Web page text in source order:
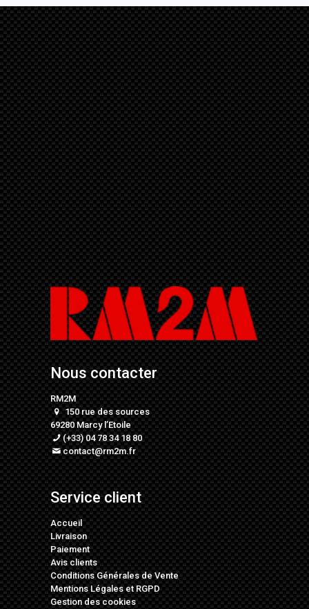
Nous contacter
RM2M
150 rue des sources
69280 Marcy l’Etoile
(+33) 04 78 34 18 80
contact@rm2m.fr
Service client
Accueil
Livraison
Paiement
Avis clients
Conditions Générales de Vente
Mentions LégalesetRGPD
Gestion des cookies